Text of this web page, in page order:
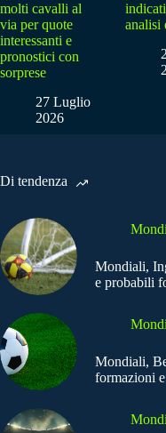
molti cavalli al
via per quote
interessanti e
pronostici con
sorprese
27 Luglio
2026
analisi
Di tendenza
Mondiali,
e probabili
Mondiali,
formazioni